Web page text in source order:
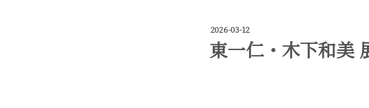
投
日:
2026-03-12
東一仁・木下和